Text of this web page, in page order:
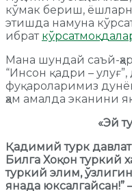
кўмак бериш,
этишда намуна
ибрат
Мана шундай саъй-
“Инсон қадри –
фуқароларимиз
ҳам амалда эканини
«Эй
Қадимий турк
Билга Хоқон туркий
туркий элим,
янада юксалгайсан!”